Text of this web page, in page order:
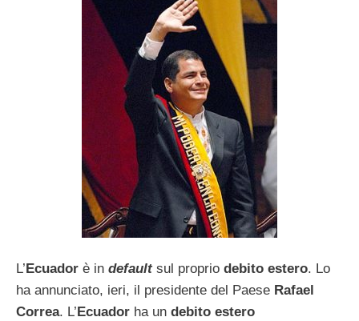
L’ Ecuador è in defaultsul proprio debito estero. Lo
ha annunciato, ieri, il presidente del Paese Rafael
Correa. L’ Ecuador ha un debito estero